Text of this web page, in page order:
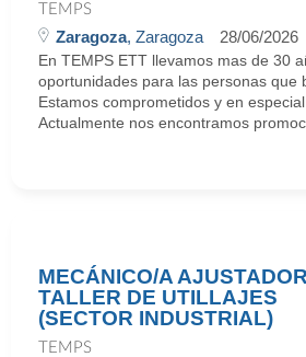
TEMPS
Zaragoza, Zaragoza 28/06/2026
En TEMPS ETT llevamos mas de 30
oportunidades para las personas que
Estamos comprometidos y en especial
Actualmente nos encontramos
MECÁNICO/A
TALLER DE UTILLAJES
(SECTOR INDUSTRIAL)
TEMPS